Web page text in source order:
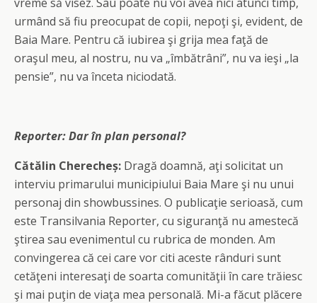
urmând să fiu preocupat de copii, nepoţi şi, evident, de
Baia Mare. Pentru că iubirea şi grija mea faţă de
oraşul meu, al nostru, nu va „îmbătrâni”, nu va ieşi „la
pensie”, nu va înceta niciodată.
Reporter:Dar în plan personal?
Cătălin Cherecheș: Dragă doamnă, aţi solicitat un
interviu primarului municipiului Baia Mare şi nu unui
personaj din showbussines. O publicaţie serioasă, cum
este Transilvania Reporter, cu siguranţă nu amestecă
ştirea sau evenimentul cu rubrica de monden. Am
convingerea că cei care vor citi aceste rânduri sunt
cetăţeni interesaţi de soarta comunităţii în care trăiesc
şi mai puţin de viaţa mea personală. Mi-a făcut plăcere